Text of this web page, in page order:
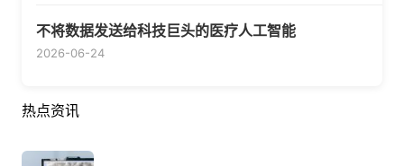
不将数据发送给科技巨头的医疗人工智能
2026-06-24
热点资讯